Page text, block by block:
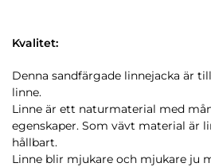
Kvalitet:
Denna sandfärgade linnejacka är
linne.
Linne är ett naturmaterial med
egenskaper. Som vävt material är
hållbart.
Linne blir mjukare och mjukare ju